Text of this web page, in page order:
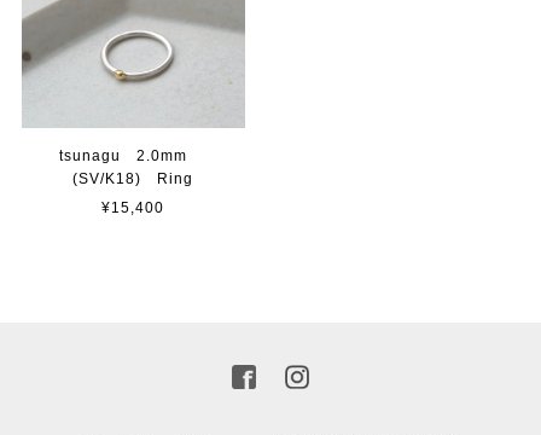
tsunagu 2.0mm
(SV/K18) Ring
¥15,400